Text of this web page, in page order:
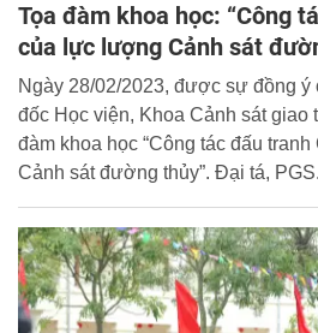
Tọa đàm khoa học: “Công
của lực lượng Cảnh sát
Ngày 28/02/2023, được sự đồng ý
đốc Học viện, Khoa Cảnh sát giao
đàm khoa học “Công tác đấu
Cảnh sát đường thủy”. Đại tá,
Huyên, Phó Giám đốc Học viện
Tọa đàm.